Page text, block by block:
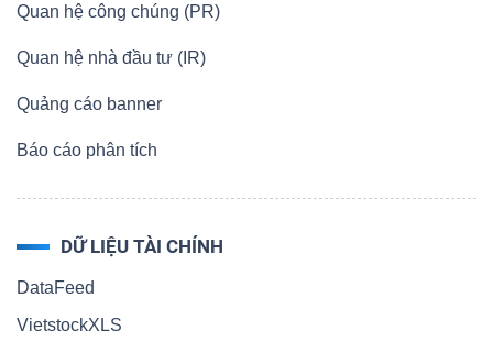
Quan hệ công chúng (PR)
Quan hệ nhà đầu tư (IR)
Quảng cáo banner
Báo cáo phân tích
DỮ LIỆU TÀI CHÍNH
DataFeed
VietstockXLS